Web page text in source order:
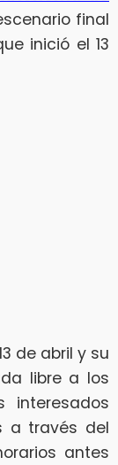
final
inició el 13
de abril y su
libre a los
interesados
a través del
antes